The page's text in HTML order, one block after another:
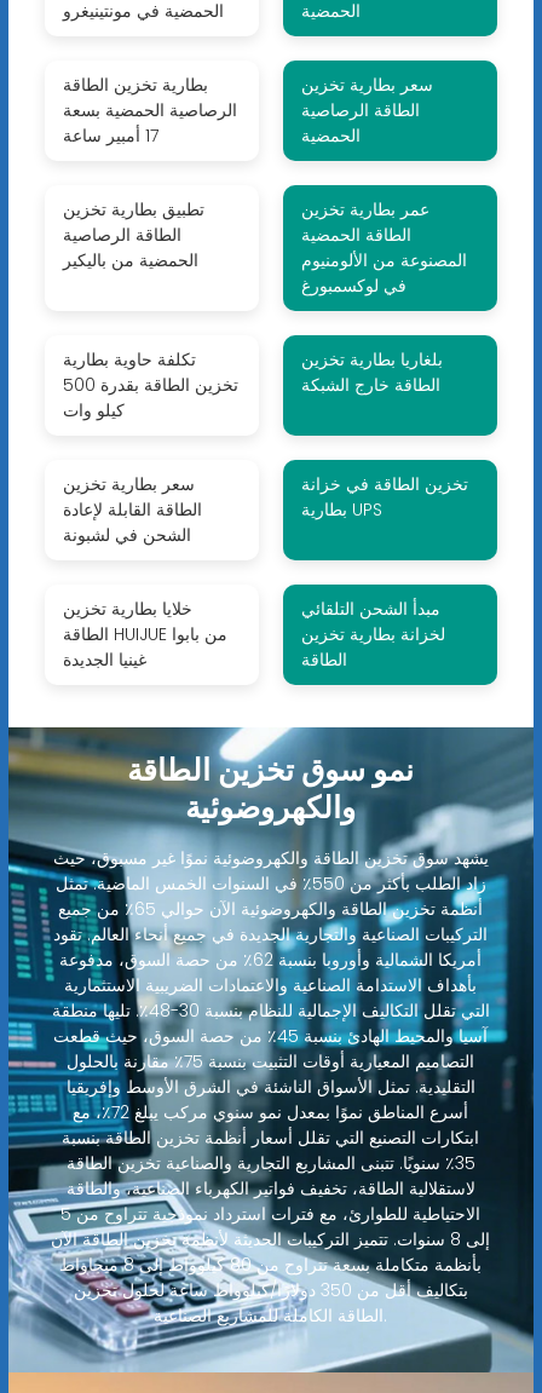
الحمضية في مونتينيغرو الحمضية
بطارية تخزين الطاقة
الرصاصية الحمضية بسعة
17 أمبير ساعة
سعر بطارية تخزين
الطاقة الرصاصية
الحمضية
تطبيق بطارية تخزين
الطاقة الرصاصية
الحمضية من باليكير
عمر بطارية تخزين
الطاقة الحمضية
المصنوعة من الألومنيوم
في لوكسمبورغ
تكلفة حاوية بطارية
تخزين الطاقة بقدرة 500
كيلو وات
بلغاريا بطارية تخزين
الطاقة خارج الشبكة
سعر بطارية تخزين
الطاقة القابلة لإعادة
الشحن في لشبونة
تخزين الطاقة في خزانة
بطارية UPS
خلايا بطارية تخزين
الطاقة HUIJUE من بابوا
غينيا الجديدة
مبدأ الشحن التلقائي
لخزانة بطارية تخزين
الطاقة
نمو سوق تخزين الطاقة
والكهروضوئية
يشهد سوق تخزين الطاقة والكهروضوئية نموًا غير مسبوق، حيث
زاد الطلب بأكثر من 550٪ في السنوات الخمس الماضية. تمثل
أنظمة تخزين الطاقة والكهروضوئية الآن حوالي 65٪ من جميع
التركيبات الصناعية والتجارية الجديدة في جميع أنحاء العالم. تقود
أمريكا الشمالية وأوروبا بنسبة 62٪ من حصة السوق، مدفوعة
بأهداف الاستدامة الصناعية والاعتمادات الضريبية الاستثمارية
التي تقلل التكاليف الإجمالية للنظام بنسبة 30-48٪. تليها منطقة
آسيا والمحيط الهادئ بنسبة 45٪ من حصة السوق، حيث قطعت
التصاميم المعيارية أوقات التثبيت بنسبة 75٪ مقارنة بالحلول
التقليدية. تمثل الأسواق الناشئة في الشرق الأوسط وإفريقيا
أسرع المناطق نموًا بمعدل نمو سنوي مركب يبلغ 72٪، مع
ابتكارات التصنيع التي تقلل أسعار أنظمة تخزين الطاقة بنسبة
35٪ سنويًا. تتبنى المشاريع التجارية والصناعية تخزين الطاقة
لاستقلالية الطاقة، تخفيف فواتير الكهرباء الصناعية، والطاقة
الاحتياطية للطوارئ، مع فترات استرداد نموذجية تتراوح من 5
إلى 8 سنوات. تتميز التركيبات الحديثة لأنظمة تخزين الطاقة الآن
بأنظمة متكاملة بسعة تتراوح من 80 كيلوواط إلى 8 ميجاواط
بتكاليف أقل من 350 دولارًا/كيلوواط ساعة لحلول تخزين
الطاقة الكاملة للمشاريع الصناعية.